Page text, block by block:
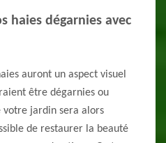
haies dégarnies avec
auront un aspect visuel
être dégarnies ou
votre jardin sera alors
de restaurer la beauté